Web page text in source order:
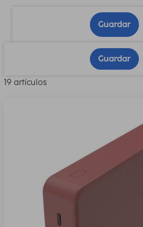
Guardar
Guardar
19 artículos